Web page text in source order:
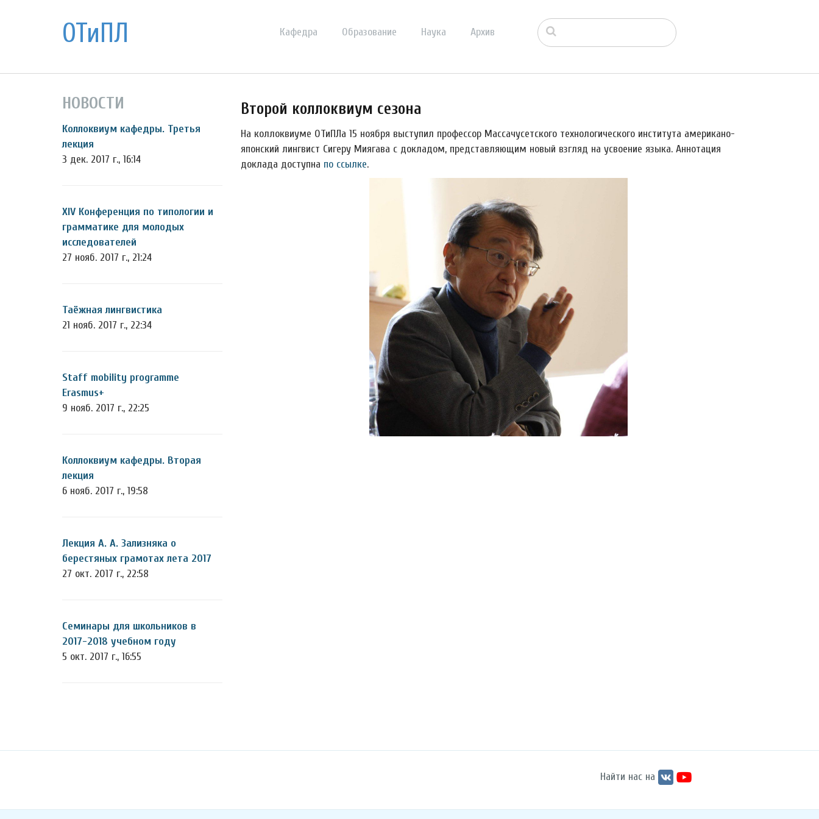
ОТиПЛ Кафедра Образование Наука Архив
НОВОСТИ
Коллоквиум кафедры. Третья
лекция
3 дек. 2017 г., 16:14
XIV Конференция по типологии и
грамматике для молодых
исследователей
27 нояб. 2017 г., 21:24
Таёжная лингвистика
21 нояб. 2017 г., 22:34
Staff mobility programme
Erasmus+
9 нояб. 2017 г., 22:25
Коллоквиум кафедры. Вторая
лекция
6 нояб. 2017 г., 19:58
Лекция А. А. Зализняка о
берестяных грамотах лета 2017
27 окт. 2017 г., 22:58
Семинары для школьников в
2017-2018 учебном году
5 окт. 2017 г., 16:55
Второй коллоквиум сезона
На коллоквиуме ОТиПЛа 15 ноября выступил профессор Массачусетского технологического института американо-
японский лингвист Сигеру Миягава с докладом, представляющим новый взгляд на усвоение языка. Аннотация
доклада доступна по ссылке.
Найти нас на